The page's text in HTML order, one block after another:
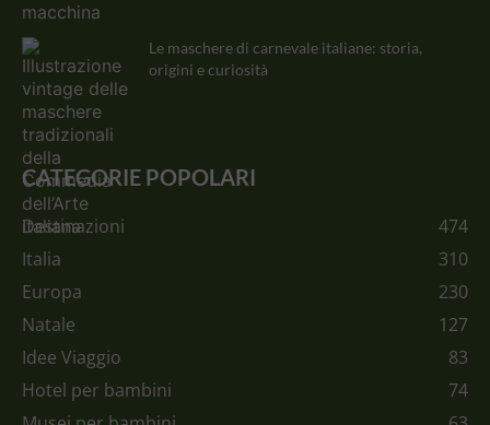
Le maschere di carnevale italiane: storia,
origini e curiosità
CATEGORIE POPOLARI
Destinazioni
474
Italia
310
Europa
230
Natale
127
Idee Viaggio
83
Hotel per bambini
74